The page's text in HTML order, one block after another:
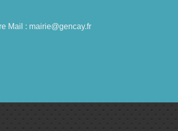
Mail : mairie@gencay.fr